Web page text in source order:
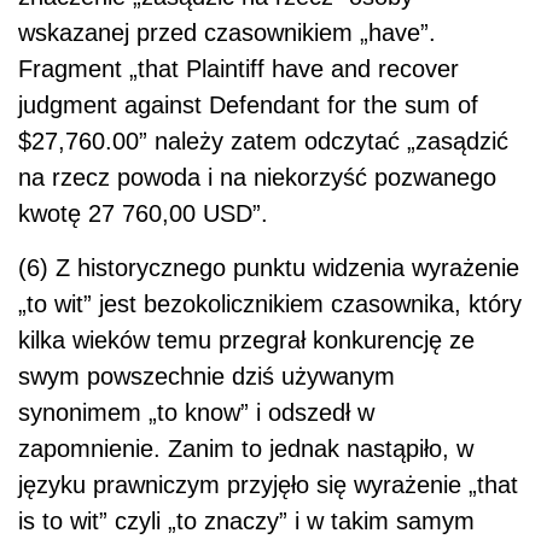
wskazanej przed czasownikiem „have”.
Fragment „that Plaintiff have and recover
judgment against Defendant for the sum of
$27,760.00” należy zatem odczytać „zasądzić
na rzecz powoda i na niekorzyść pozwanego
kwotę 27 760,00 USD”.
(6) Z historycznego punktu widzenia wyrażenie
„to wit” jest bezokolicznikiem czasownika, który
kilka wieków temu przegrał konkurencję ze
swym powszechnie dziś używanym
synonimem „to know” i odszedł w
zapomnienie. Zanim to jednak nastąpiło, w
języku prawniczym przyjęło się wyrażenie „that
is to wit” czyli „to znaczy” i w takim samym